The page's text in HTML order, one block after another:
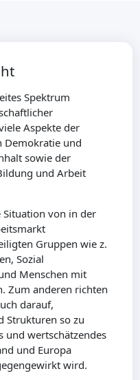
Spektrum
Aspekte der
Demokratie und
sowie der
und Arbeit
Situation von in der
Gruppen wie z.
Sozial
Menschen mit
Zum anderen richten
darauf,
Strukturen so zu
und wertschätzendes
und Europa
wird.